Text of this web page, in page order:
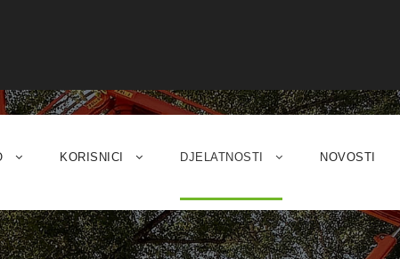
KORISNICI DJELATNOSTI NOVOSTI